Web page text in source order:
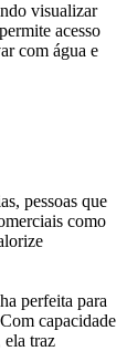
visualizar
acesso
com água e
pessoas que
como
perfeita para
capacidade
ela traz